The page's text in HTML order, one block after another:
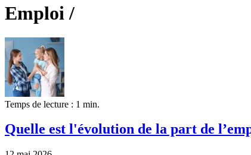
Emploi /
Temps de lecture : 1 min.
Quelle est l'évolution de la part de